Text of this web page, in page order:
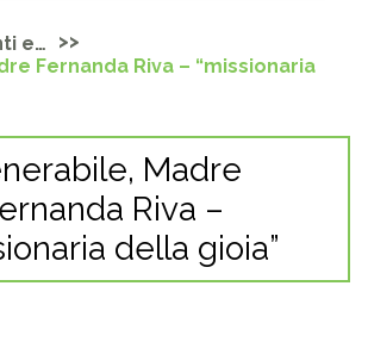
e…
>>
Fernanda Riva – “missionaria
Madre
Riva –
della gioia”